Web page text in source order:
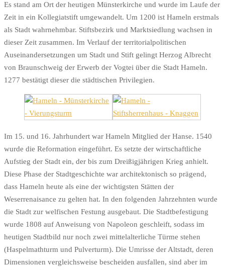
Es stand am Ort der heutigen Münsterkirche und wurde im Laufe der
Zeit in ein Kollegiatstift umgewandelt. Um 1200 ist Hameln erstmals
als Stadt wahrnehmbar. Stiftsbezirk und Marktsiedlung wachsen in
dieser Zeit zusammen. Im Verlauf der territorialpolitischen
Auseinandersetzungen um Stadt und Stift gelingt Herzog Albrecht
von Braunschweig der Erwerb der Vogtei über die Stadt Hameln.
1277 bestätigt dieser die städtischen Privilegien.
Im 15. und 16. Jahrhundert war Hameln Mitglied der Hanse. 1540
wurde die Reformation eingeführt. Es setzte der wirtschaftliche
Aufstieg der Stadt ein, der bis zum Dreißigjährigen Krieg anhielt.
Diese Phase der Stadtgeschichte war architektonisch so prägend,
dass Hameln heute als eine der wichtigsten Stätten der
Weserrenaisance zu gelten hat. In den folgenden Jahrzehnten wurde
die Stadt zur welfischen Festung ausgebaut. Die Stadtbefestigung
wurde 1808 auf Anweisung von Napoleon geschleift, sodass im
heutigen Stadtbild nur noch zwei mittelalterliche Türme stehen
(Haspelmathturm und Pulverturm). Die Umrisse der Altstadt, deren
Dimensionen vergleichsweise bescheiden ausfallen, sind aber im